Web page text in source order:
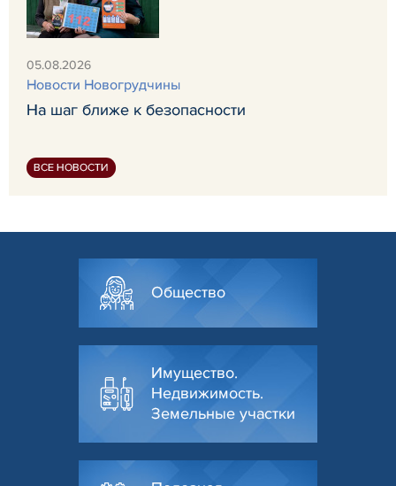
05.08.2026
Новости Новогрудчины
На шаг ближе к безопасности
ВСЕ НОВОСТИ
Общество
Имущество.
Недвижимость.
Земельные участки